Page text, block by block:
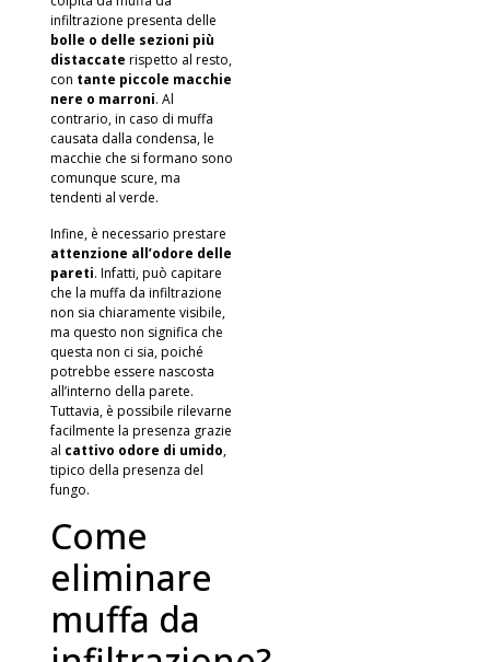
infiltrazione presenta delle
bolle o delle sezioni più
distaccate rispetto al resto,
con tante piccole macchie
nere o marroni. Al
contrario, in caso di muffa
causata dalla condensa, le
macchie che si formano sono
comunque scure, ma
tendenti al verde.
Infine, è necessario prestare
attenzione all’odore delle
pareti. Infatti, può capitare
che la muffa da infiltrazione
non sia chiaramente visibile,
ma questo non significa che
questa non ci sia, poiché
potrebbe essere nascosta
all’interno della parete.
Tuttavia, è possibile rilevarne
facilmente la presenza grazie
al cattivo odore di umido,
tipico della presenza del
fungo.
Come
eliminare
muffa da